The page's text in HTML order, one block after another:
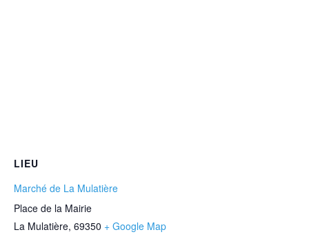
LIEU
Marché de La Mulatière
Place de la Mairie
La Mulatière, 69350 + Google Map